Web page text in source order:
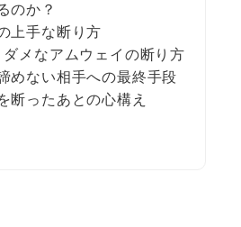
のか？
上手な断り方
ダメなアムウェイの断り方
めない相手への最終手段
断ったあとの心構え